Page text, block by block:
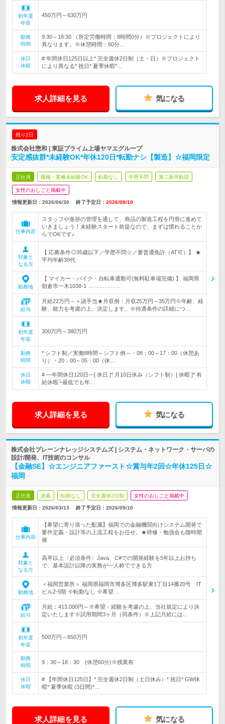
初年度
年収
450万円～630万円
勤務
時間
9:30～18:30 （所定労働時間：8時間0分）※プロジェクトにより
異なります。※休憩時間：60分…
休日
休暇
# 年間休日125日以上* 完全週休2日制（土・日）※プロジェクト
により異なる* 祝日* 夏季休暇*…
求人詳細を見る 気になる
残り2日
株式会社惣和 | 東証プライム上場ヤマエグループ
安定感抜群*未経験OK*年休120日*転勤ナシ【製造】☆福岡限定
正社員 職種・業種未経験OK 転勤なし 学歴不問 第二新卒歓迎
女性のおしごと掲載中
情報更新日：2026/06/30 終了予定日： 2026/08/10
仕事内容
スタッフや進捗の管理を通して、商品の製造工程を円滑に進めて
いきましょう！未経験スタート前提なので、まずは慣れることか
らでOKです♪
対象と
なる方
【 応募条件◎35歳以下／学歴不問☆／要普通免許（AT可）】 ★
平均年齢30代
勤務地
【 マイカー・バイク・自転車通勤可(無料駐車場完備) 】 福岡県
朝倉市一木1038-1 ………………
給与
月給22万円～＋諸手当★月収例：月収25万円～35万円※年齢、経
験、能力を考慮の上、決定します。※待遇条件の詳細につ…
初年度
年収
300万円～380万円
勤務
時間
* シフト制／実働8時間～シフト例～・08：00～17：00（休憩あ
り）・20：00～05：00（休…
休日
休暇
# ―年間休日120日―[ 休日 ]* 月10日休み（シフト制）[ 休暇 ]* 有
給休暇└最低でも年…
求人詳細を見る 気になる
株式会社ブレーンナレッジシステムズ | システム・ネットワーク・サーバの
設計/開発、IT技術のコンサル
【金融SE】☆エンジニアファースト☆賞与年2回☆年休125日☆
福岡
正社員 急募 転勤なし 完全週休2日制 女性のおしごと掲載中
情報更新日：2026/03/13 終了予定日： 2026/09/10
仕事内容
【希望に寄り添った配属】福岡での金融機関向けシステム開発で
要件定義・設計等の上流工程をお任せ。★研修・勉強会も随時開
催
対象と
なる方
高卒以上〈必須条件〉Java、C#での開発経験を5年以上お持ち
で、基本設計以降の実務が一人称でできる方
勤務地
＜福岡営業所＞ 福岡県福岡市博多区博多駅東1丁目14番20号 IT
ビル2-5階 ※転勤なし ※希望…
給与
月給：413,000円～※希望・経験を考慮の上、当社規定により決
定いたします※試用期間3ヶ月（同条件）※上記月給には…
初年度
年収
500万円～650万円
勤務
時間
9：30～18：30 (休憩60分)※残業有
休日
休暇
# 【年間休日125日】* 完全週休2日制（土日休み）* 祝日* GW休
暇* 夏季休暇 (3日間)*…
求人詳細を見る 気になる